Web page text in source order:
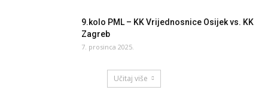
9.kolo PML – KK Vrijednosnice Osijek vs. KK
Zagreb
7. prosinca 2025.
Učitaj više